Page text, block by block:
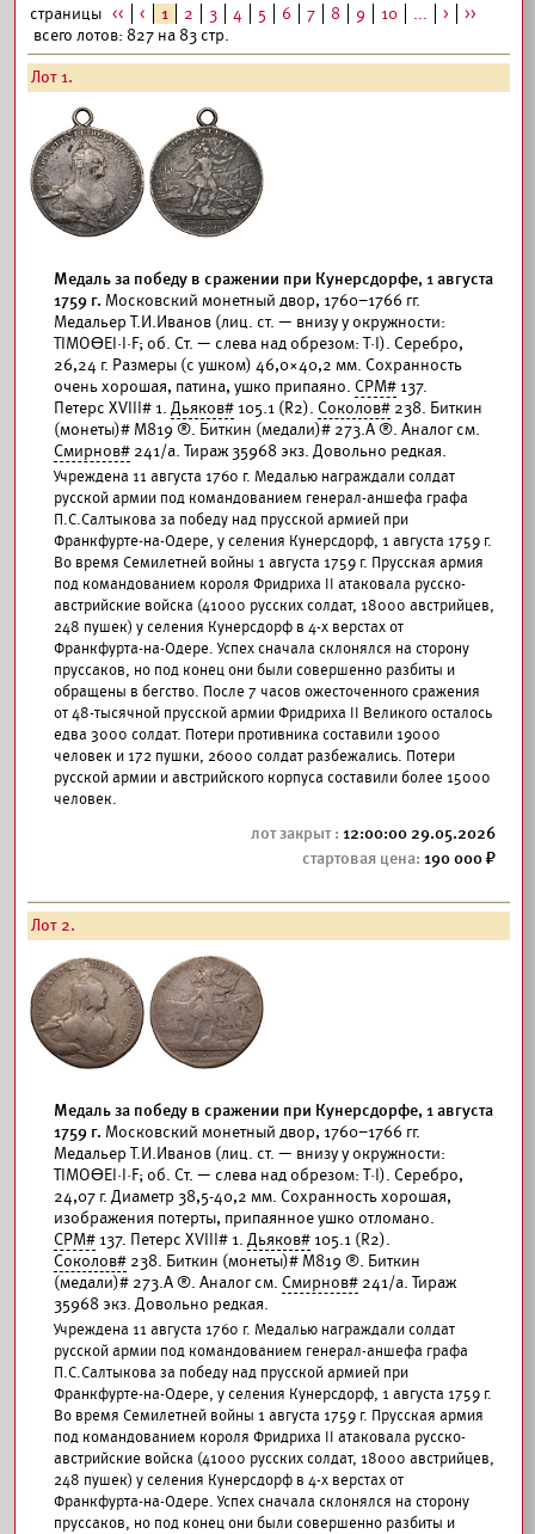
страницы << < 1 2 3 4 5 6 7 8 9 10 ... >
>>
всего лотов: 827 на 83 стр.
Лот 1.
Медаль за победу в сражении при Кунерсдорфе, 1 августа
1759 г. Московский монетный двор, 1760–1766 гг.
Медальер Т.И.Иванов (лиц. ст. — внизу у окружности:
ТIМОӨЕI·I·F; об. Ст. — слева над обрезом: Т·I). Серебро,
26,24 г. Размеры (с ушком) 46,0×40,2 мм. Сохранность
очень хорошая, патина, ушко припаяно. СРМ# 137.
Петерс XVIII# 1. Дьяков# 105.1 (R2). Соколов# 238. Биткин
(монеты)# М819 ®. Биткин (медали)# 273.А ®. Аналог см.
Смирнов# 241/а. Тираж 35968 экз. Довольно редкая.
Учреждена 11 августа 1760 г. Медалью награждали солдат
русской армии под командованием генерал-аншефа графа
П.С.Салтыкова за победу над прусской армией при
Франкфурте-на-Одере, у селения Кунерсдорф, 1 августа 1759 г.
Во время Семилетней войны 1 августа 1759 г. Прусская армия
под командованием короля Фридриха II атаковала русско-
австрийские войска (41000 русских солдат, 18000 австрийцев,
248 пушек) у селения Кунерсдорф в 4-х верстах от
Франкфурта-на-Одере. Успех сначала склонялся на сторону
пруссаков, но под конец они были совершенно разбиты и
обращены в бегство. После 7 часов ожесточенного сражения
от 48-тысячной прусской армии Фридриха II Великого осталось
едва 3000 солдат. Потери противника составили 19000
человек и 172 пушки, 26000 солдат разбежались. Потери
русской армии и австрийского корпуса составили более 15000
человек.
12:00:00 29.05.2026
190 000
Лот 2.
Медаль за победу в сражении при Кунерсдорфе, 1 августа
1759 г. Московский монетный двор, 1760–1766 гг.
Медальер Т.И.Иванов (лиц. ст. — внизу у окружности:
ТIМОӨЕI·I·F; об. Ст. — слева над обрезом: Т·I). Серебро,
24,07 г. Диаметр 38,5-40,2 мм. Сохранность хорошая,
изображения потерты, припаянное ушко отломано.
СРМ# 137. Петерс XVIII# 1. Дьяков# 105.1 (R2).
Соколов# 238. Биткин (монеты)# М819 ®. Биткин
(медали)# 273.А ®. Аналог см. Смирнов# 241/а. Тираж
35968 экз. Довольно редкая.
Учреждена 11 августа 1760 г. Медалью награждали солдат
русской армии под командованием генерал-аншефа графа
П.С.Салтыкова за победу над прусской армией при
Франкфурте-на-Одере, у селения Кунерсдорф, 1 августа 1759 г.
Во время Семилетней войны 1 августа 1759 г. Прусская армия
под командованием короля Фридриха II атаковала русско-
австрийские войска (41000 русских солдат, 18000 австрийцев,
248 пушек) у селения Кунерсдорф в 4-х верстах от
Франкфурта-на-Одере. Успех сначала склонялся на сторону
пруссаков, но под конец они были совершенно разбиты и